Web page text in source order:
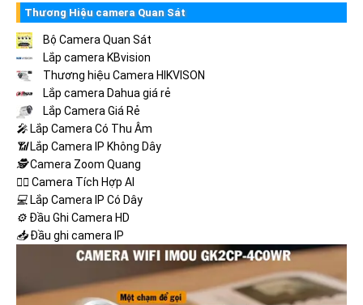
Thương Hiệu camera Quan Sát
Bộ Camera Quan Sát
Lắp camera KBvision
Thương hiệu Camera HIKVISON
Lắp camera Dahua giá rẻ
Lắp Camera Giá Rẻ
️🎤️ Lắp Camera Có Thu Âm
📶Lắp Camera IP Không Dây
🕵️Camera Zoom Quang
🧛‍♀️ Camera Tích Hợp AI
💻Lắp Camera IP Có Dây
⚙️Đầu Ghi Camera HD
📥Đầu ghi camera IP